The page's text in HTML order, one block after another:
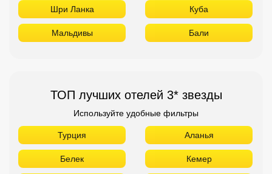
Турция Аланья
Белек
Хургада Шарм Эль Шейх
ОАЭ Абу Даби
Дубай Аджман